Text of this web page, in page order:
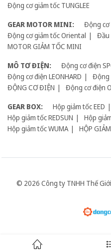
Động cơ giảm tốc TUNGLEE
GEAR MOTOR MINI:
Động cơ
Động cơ giảm tốc Oriental
Đầu
MOTOR GIẢM TỐC MINI
MÔ TƠ ĐIỆN:
Động cơ điện
Động cơ điện LEONHARD
Động
ĐỘNG CƠ ĐIỆN
Động cơ điện
GEAR BOX:
Hộp giảm tốc EED
Hộp giảm tốc REDSUN
Hộp
Hộp giảm tốc WUMA
HỘP
© 2026 Công ty TNHH Thế
Giữ liên lạc: